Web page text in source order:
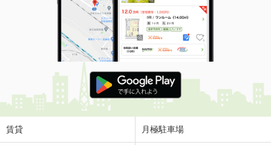
住 所
佐賀県小城市三日月町樋口
専有面積 30.84m²
間取り
1K
佐賀県佐賀市高木瀬東２
価 格
4.30万円
住 所
佐賀県佐賀市高木瀬東２
専有面積
賃貸 月極駐車場